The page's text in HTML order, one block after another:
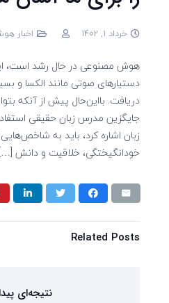
خرداد 1, 1402 اخبار
هوش مصنوعی در حال رشد است،
دستیارهای صوتی مانند الکسا و
دریافت. بااین‌حال پیش از آنکه
جایگزین مدرس زبان حقیقی
زبان اشاره کرد، باید به
خودانگیختگی، خلاقیت و دانش […]
Related Posts
نتیجه‌ای